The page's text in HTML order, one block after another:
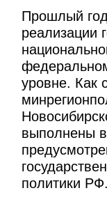
Прошлый
реализации
уровне. Как
выполнены
политики РФ.